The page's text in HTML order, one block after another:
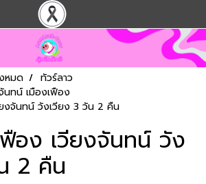
หมด
ทัวร์ลาว
นทน์ เมืองเฟือง
งจันทน์ วังเวียง 3 วัน 2 คืน
ฟือง เวียงจันทน์ วัง
2 คืน